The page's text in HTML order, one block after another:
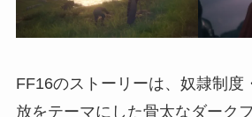
FF16のストーリーは、奴隷制度
放をテーマにした骨太なダーク